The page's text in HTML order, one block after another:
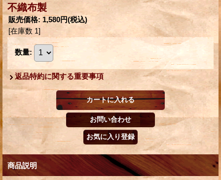
不織布製
販売価格: 1,580円(税込)
[在庫数 1]
数量:
返品特約に関する重要事項
商品説明